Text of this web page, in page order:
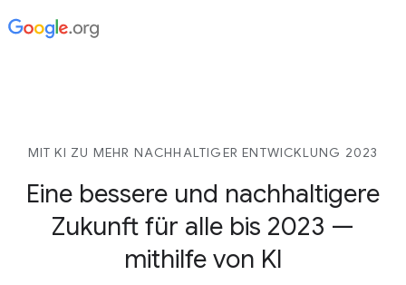
MIT KI ZU MEHR NACHHALTIGER ENTWICKLUNG 2023
Eine bessere und nachhaltigere
Zukunft für alle bis 2023 —
mithilfe von KI